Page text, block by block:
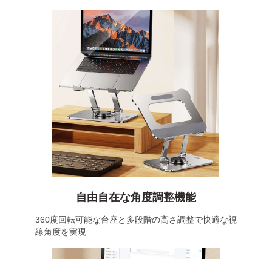
自由自在な角度調整機能
360度回転可能な台座と多段階の高さ調整で快適な視
線角度を実現